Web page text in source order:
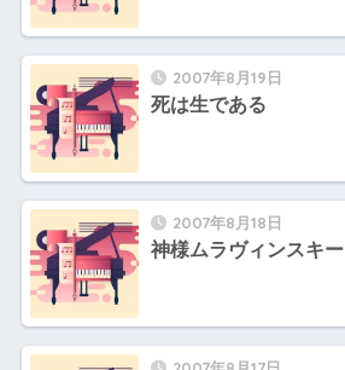
2007年8月19日
死は生である
2007年8月18日
神様ムラヴィンスキー